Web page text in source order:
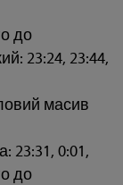
до
23:24, 23:44,
масив
23:31, 0:01,
до